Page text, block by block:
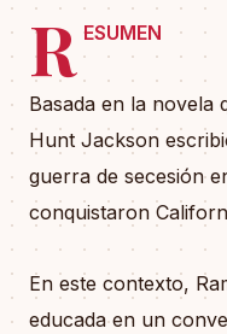
R ESUMEN
Basada en la novela
Hunt Jackson
guerra de secesión
conquistaron
En este contexto,
educada en un